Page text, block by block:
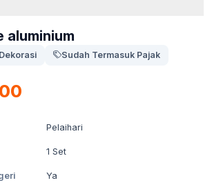
aluminium
Dekorasi Sudah Termasuk Pajak
Pelaihari
1 Set
Ya